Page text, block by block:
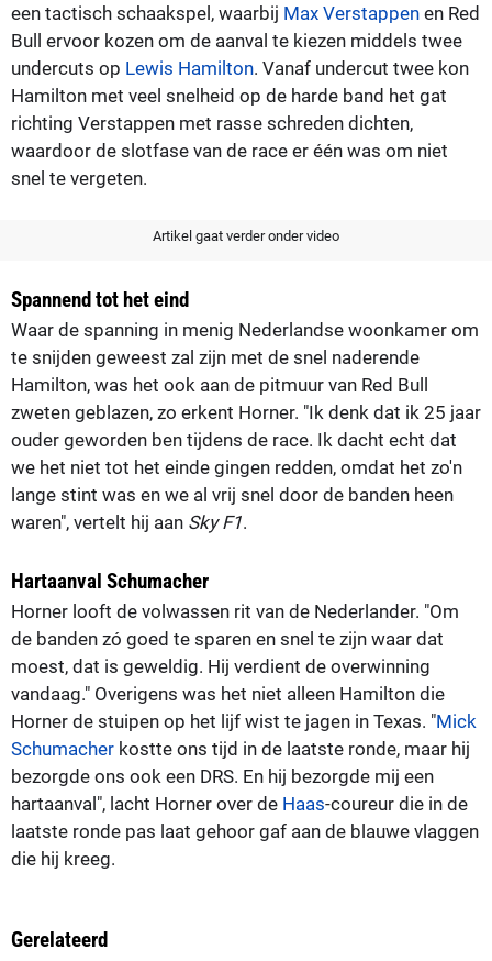
een tactisch schaakspel, waarbij Max Verstappen en Red
Bull ervoor kozen om de aanval te kiezen middels twee
undercuts op Lewis Hamilton. Vanaf undercut twee kon
Hamilton met veel snelheid op de harde band het gat
richting Verstappen met rasse schreden dichten,
waardoor de slotfase van de race er één was om niet
snel te vergeten.
Artikel gaat verder onder video
Spannend tot het eind
Waar de spanning in menig Nederlandse woonkamer om
te snijden geweest zal zijn met de snel naderende
Hamilton, was het ook aan de pitmuur van Red Bull
zweten geblazen, zo erkent Horner. "Ik denk dat ik 25 jaar
ouder geworden ben tijdens de race. Ik dacht echt dat
we het niet tot het einde gingen redden, omdat het zo'n
lange stint was en we al vrij snel door de banden heen
waren", vertelt hij aan Sky F1.
Hartaanval Schumacher
Horner looft de volwassen rit van de Nederlander. "Om
de banden zó goed te sparen en snel te zijn waar dat
moest, dat is geweldig. Hij verdient de overwinning
vandaag." Overigens was het niet alleen Hamilton die
Horner de stuipen op het lijf wist te jagen in Texas. "Mick
Schumacher kostte ons tijd in de laatste ronde, maar hij
bezorgde ons ook een DRS. En hij bezorgde mij een
hartaanval", lacht Horner over de Haas-coureur die in de
laatste ronde pas laat gehoor gaf aan de blauwe vlaggen
die hij kreeg.
Gerelateerd